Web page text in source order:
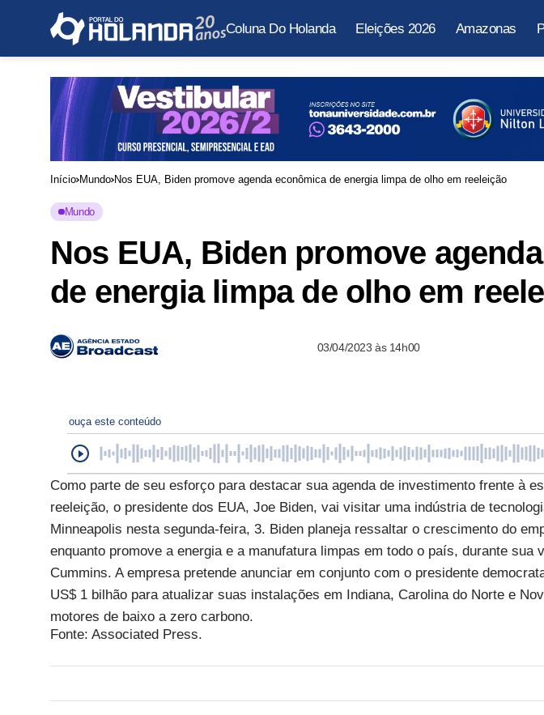
Coluna Do Holanda Eleições 2026 Amazonas
Início Mundo Nos EUA, Biden promove agenda econômica de energia limpa de olho em reeleição
Mundo
Nos EUA, Biden promove
de energia limpa de olho em
03/04/2023 às 14h00
ouça este conteúdo
Como parte de seu esforço para destacar sua agenda de investimento frente à
reeleição, o presidente dos EUA, Joe Biden, vai visitar uma indústria de
Minneapolis nesta segunda-feira, 3. Biden planeja ressaltar o crescimento do
enquanto promove a energia e a manufatura limpas em todo o país, durante sua
Cummins. A empresa pretende anunciar em conjunto com o presidente
US$ 1 bilhão para atualizar suas instalações em Indiana, Carolina do Norte e
motores de baixo a zero carbono.
Fonte: Associated Press.